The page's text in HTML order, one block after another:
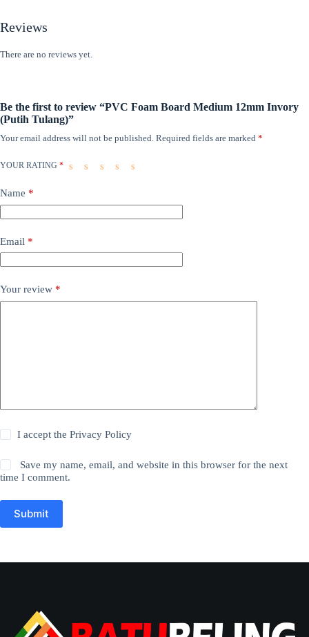
Reviews
There are no reviews yet.
Be the first to review “PVC Foam Board Medium 12mm Invory
(Putih Tulang)”
Your email address will not be published. Required fields are marked *
YOUR RATING *
Name *
Email *
Your review *
I accept thePrivacy Policy
Save my name, email, and website in this browser for the next
time I comment.
Submit